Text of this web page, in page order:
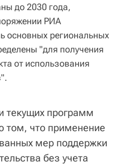
до 2030 года,
РИА
основных региональных
"для получения
от использования
текущих программ
том, что применение
мер поддержки
без учета